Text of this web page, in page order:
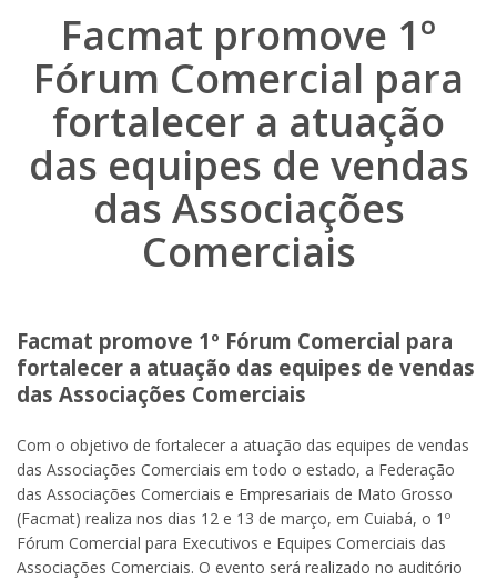
Facmat promove 1º
Fórum Comercial para
fortalecer a atuação
das equipes de vendas
das Associações
Comerciais
Facmat promove 1º Fórum Comercial para
fortalecer a atuação das equipes de vendas
das Associações Comerciais
Com o objetivo de fortalecer a atuação das equipes de vendas
das Associações Comerciais em todo o estado, a Federação
das Associações Comerciais e Empresariais de Mato Grosso
(Facmat) realiza nos dias 12 e 13 de março, em Cuiabá, o 1º
Fórum Comercial para Executivos e Equipes Comerciais das
Associações Comerciais. O evento será realizado no auditório